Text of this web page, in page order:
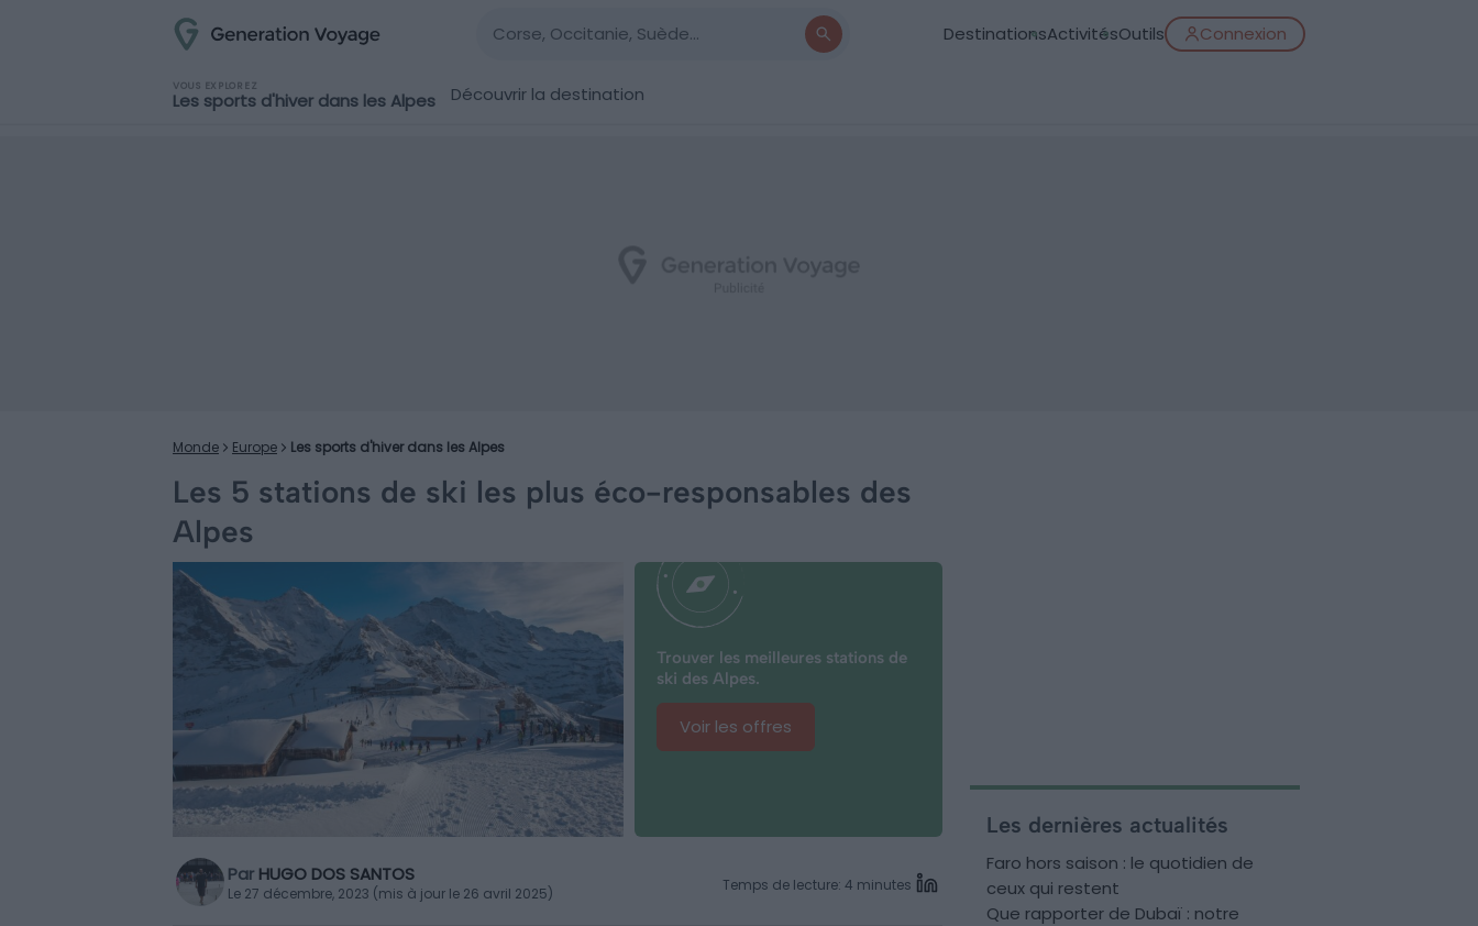
DestinationsActivitésOutils Connexion
VOUS EXPLOREZ
Les sports d'hiver dans les Alpes Découvrir la destination
Monde Europe Les sports d'hiver dans les Alpes
Les 5 stations de ski les plus éco-responsables des
Alpes
Trouver les meilleures stations de
ski des Alpes.
Voir les offres
Par HUGO DOS SANTOS
Le 27 décembre, 2023 (mis à jour le 26 avril 2025) Temps de lecture: 4 minutes
Les dernières actualités
Faro hors saison : le quotidien de
ceux qui restent
Que rapporter de Dubaï : notre